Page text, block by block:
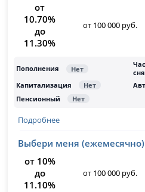
от
10.70%
до
11.30%
от 100 000 руб.
Подробнее
Выбери меня (ежемесячно)
от 10%
до
11.10%
от 100 000 руб.